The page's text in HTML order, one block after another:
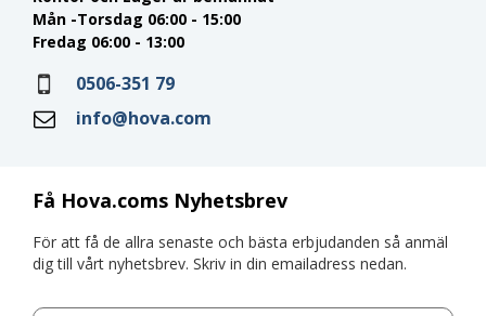
Få Hova.coms Nyhetsbrev
För att få de allra senaste och bästa erbjudanden så anmäl
dig till vårt nyhetsbrev. Skriv in din emailadress nedan.
Mån -Torsdag 06:00 - 15:00
Fredag 06:00 - 13:00
0506-351 79
info@hova.com